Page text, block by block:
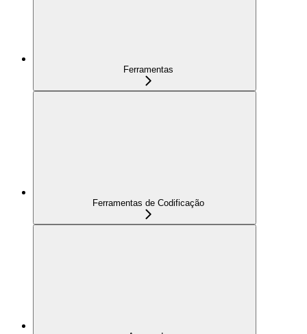
Ferramentas
Ferramentas de Codificação